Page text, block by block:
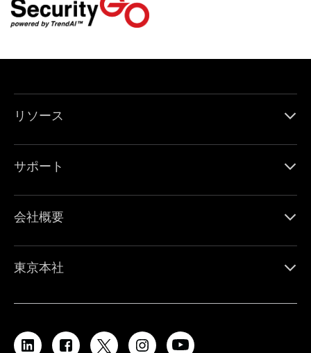
リソース
サポート
会社概要
東京本社